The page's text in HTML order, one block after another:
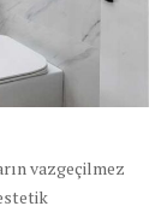
vazgeçilmez